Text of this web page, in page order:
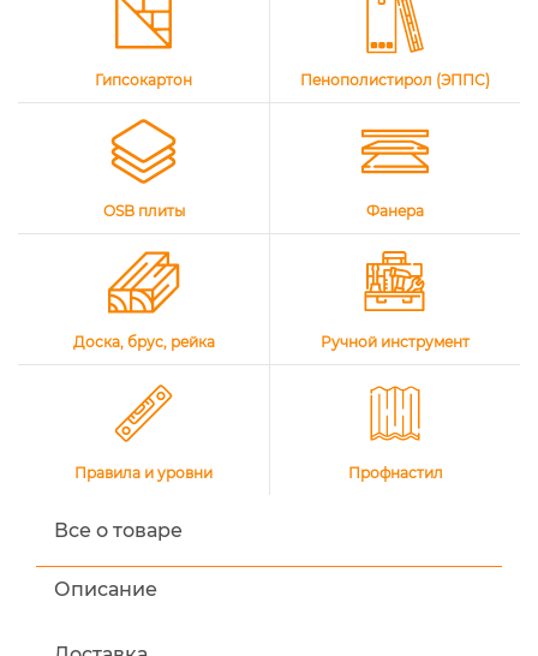
Гипсокартон Пенополистирол (ЭППС)
OSB плиты Фанера
Доска, брус, рейка Ручной инструмент
Правила и уровни Профнастил
Все о товаре
Описание